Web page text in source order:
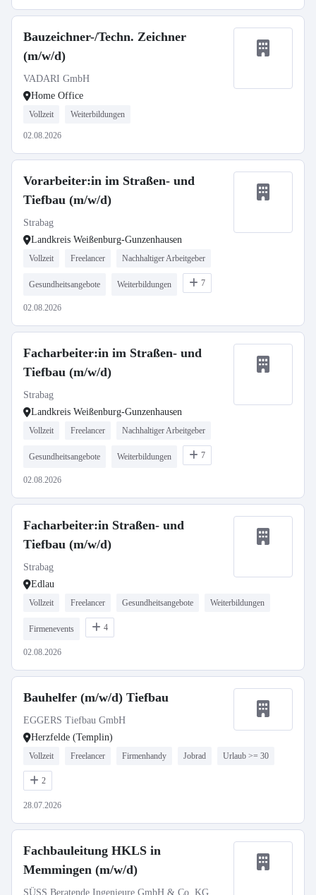
Bauzeichner-/Techn. Zeichner
(m/w/d)
VADARI GmbH
Home Office
Vollzeit Weiterbildungen
02.08.2026
Vorarbeiter:in im Straßen- und
Tiefbau (m/w/d)
Strabag
Landkreis Weißenburg-Gunzenhausen
Vollzeit Freelancer Nachhaltiger Arbeitgeber
Gesundheitsangebote Weiterbildungen 7
02.08.2026
Facharbeiter:in im Straßen- und
Tiefbau (m/w/d)
Strabag
Landkreis Weißenburg-Gunzenhausen
Vollzeit Freelancer Nachhaltiger Arbeitgeber
Gesundheitsangebote Weiterbildungen 7
02.08.2026
Facharbeiter:in Straßen- und
Tiefbau (m/w/d)
Strabag
Edlau
Vollzeit Freelancer Gesundheitsangebote Weiterbildungen
Firmenevents 4
02.08.2026
Bauhelfer (m/w/d) Tiefbau
EGGERS Tiefbau GmbH
Herzfelde (Templin)
Vollzeit Freelancer Firmenhandy Jobrad Urlaub >= 30
2
28.07.2026
Fachbauleitung HKLS in
Memmingen (m/w/d)
SÜSS Beratende Ingenieure GmbH & Co. KG